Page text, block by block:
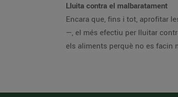
Lluita contra el malbaratament
Encara que, fins i tot, aprofitar
—, el més efectiu per lluitar
els aliments perquè no es facin